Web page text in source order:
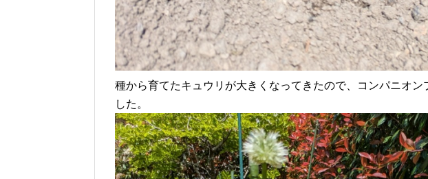
種から育てたキュウリが大きくなってきたので、コンパニオン
した。